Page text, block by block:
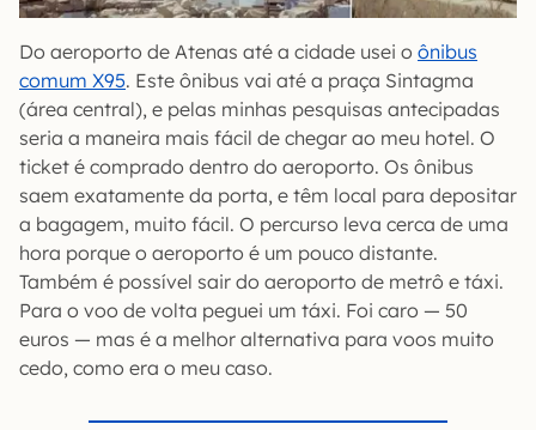
Do aeroporto de Atenas até a cidade usei o ônibus
comum X95. Este ônibus vai até a praça Sintagma
(área central), e pelas minhas pesquisas antecipadas
seria a maneira mais fácil de chegar ao meu hotel. O
ticket é comprado dentro do aeroporto. Os ônibus
saem exatamente da porta, e têm local para depositar
a bagagem, muito fácil. O percurso leva cerca de uma
hora porque o aeroporto é um pouco distante.
Também é possível sair do aeroporto de metrô e táxi.
Para o voo de volta peguei um táxi. Foi caro — 50
euros — mas é a melhor alternativa para voos muito
cedo, como era o meu caso.